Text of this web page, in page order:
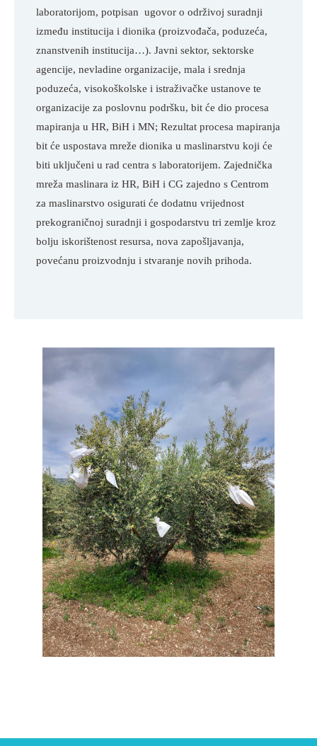
laboratorijom, potpisan  ugovor o održivoj suradnji
između institucija i dionika (proizvođača, poduzeća,
znanstvenih institucija…). Javni sektor, sektorske
agencije, nevladine organizacije, mala i srednja
poduzeća, visokoškolske i istraživačke ustanove te
organizacije za poslovnu podršku, bit će dio procesa
mapiranja u HR, BiH i MN; Rezultat procesa mapiranja
bit će uspostava mreže dionika u maslinarstvu koji će
biti uključeni u rad centra s laboratorijem. Zajednička
mreža maslinara iz HR, BiH i CG zajedno s Centrom
za maslinarstvo osigurati će dodatnu vrijednost
prekograničnoj suradnji i gospodarstvu tri zemlje kroz
bolju iskorištenost resursa, nova zapošljavanja,
povećanu proizvodnju i stvaranje novih prihoda.